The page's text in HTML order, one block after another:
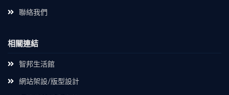
聯絡我們
相關連結
智邦生活館
網站架設/版型設計